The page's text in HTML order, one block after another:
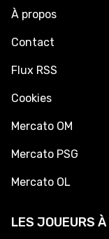
À propos
Contact
Flux RSS
Cookies
Mercato OM
Mercato PSG
Mercato OL
LES JOUEURS